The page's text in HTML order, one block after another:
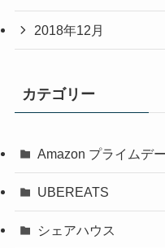
2018年12月
カテゴリー
Amazon プライムデー
UBEREATS
シェアハウス